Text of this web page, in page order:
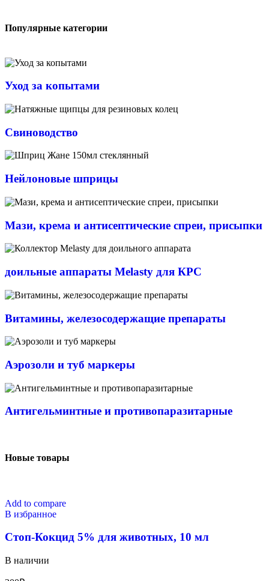
Популярные категории
Уход за копытами
Свиноводство
Нейлоновые шприцы
Мази, крема и антисептические спреи, присыпки
доильные аппараты Melasty для КРС
Витамины, железосодержащие препараты
Аэрозоли и туб маркеры
Антигельминтные и противопаразитарные
Новые товары
Add to compare
В избранное
Стоп-Кокцид 5% для животных, 10 мл
В наличии